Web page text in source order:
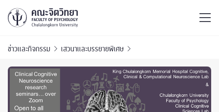
ข่าวและกิจกรรม เสวนาและบรรยายพิเศษ